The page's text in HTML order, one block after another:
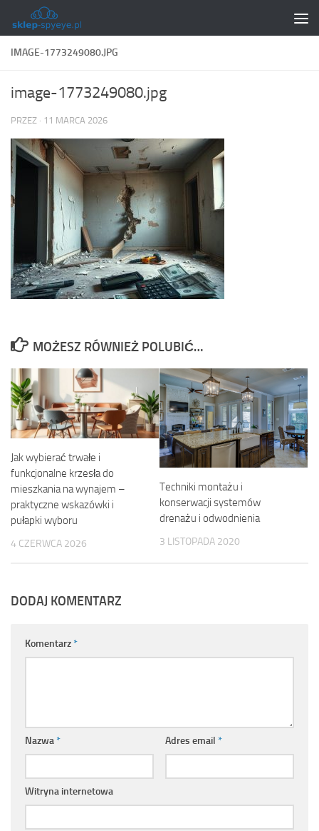
Skip to content
IMAGE-1773249080.JPG
image-1773249080.jpg
PRZEZ · 11 MARCA 2026
MOŻESZ RÓWNIEŻ POLUBIĆ…
Jak wybierać trwałe i
funkcjonalne krzesła do
mieszkania na wynajem –
praktyczne wskazówki i
pułapki wyboru
4 CZERWCA 2026
Techniki montażu i
konserwacji systemów
drenażu i odwodnienia
3 LISTOPADA 2020
DODAJ KOMENTARZ
Komentarz*
Nazwa* Adres email *
Witryna internetowa